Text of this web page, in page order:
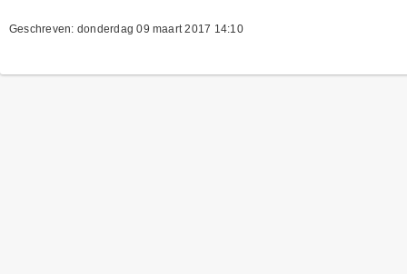
Geschreven: donderdag 09 maart 2017 14:10